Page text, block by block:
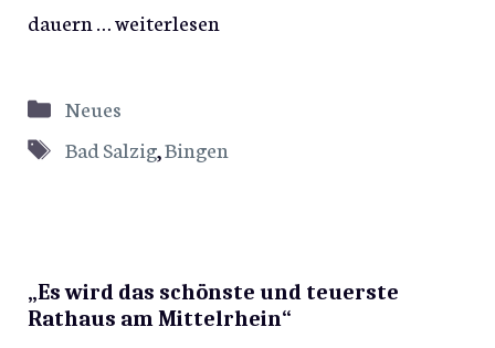
dauern …weiterlesen
Kategorien
Neues
Schlagwörter
Bad Salzig,Bingen
„Es wird das schönste und teuerste
Rathaus am Mittelrhein“